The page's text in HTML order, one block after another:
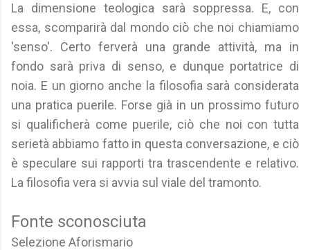
La dimensione teologica sarà soppressa. E, con
essa, scomparirà dal mondo ciò che noi chiamiamo
'senso'. Certo ferverà una grande attività, ma in
fondo sarà priva di senso, e dunque portatrice di
noia. E un giorno anche la filosofia sarà considerata
una pratica puerile. Forse già in un prossimo futuro
si qualificherà come puerile, ciò che noi con tutta
serietà abbiamo fatto in questa conversazione, e ciò
è speculare sui rapporti tra trascendente e relativo.
La filosofia vera si avvia sul viale del tramonto.
Fonte sconosciuta
Selezione Aforismario